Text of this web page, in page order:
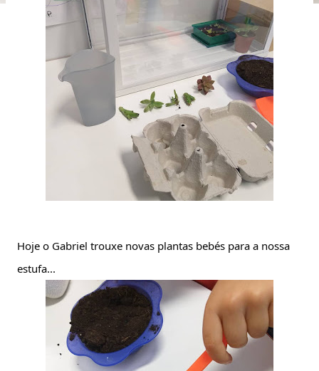
Hoje o Gabriel trouxe novas plantas bebés para a nossa
estufa...